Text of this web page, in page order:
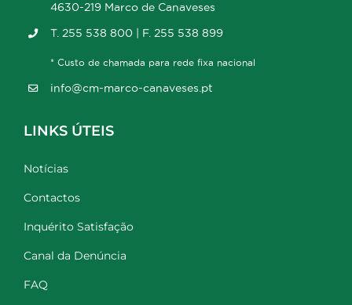
4630-219 Marco de Canaveses
T. 255 538 800 | F. 255 538 899
* Custo de chamada para rede fixa nacional
info@cm-marco-canaveses.pt
LINKS ÚTEIS
Notícias
Contactos
Inquérito Satisfação
Canal da Denúncia
FAQ